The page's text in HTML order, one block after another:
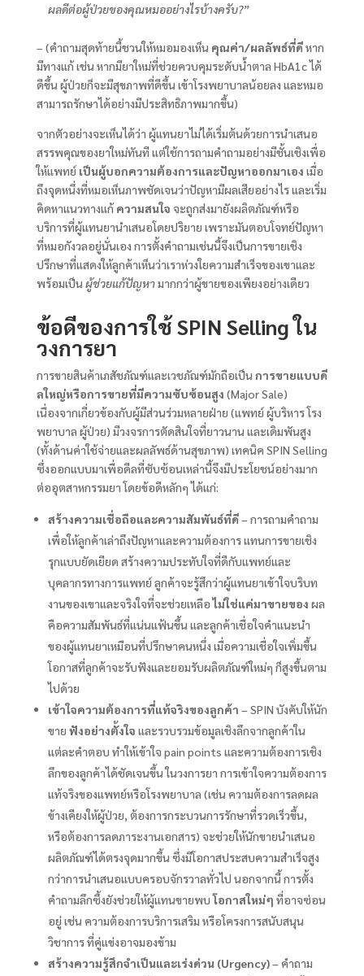
ผลดีต่อผู้ป่วยของคุณหมออย่างไรบ้างครับ?”
– (คำถามสุดท้ายนี้ชวนให้หมอมองเห็น คุณค่า/ผลลัพธ์ที่ดีหาก
มีทางแก้ เช่น หากมียาใหม่ที่ช่วยควบคุมระดับน้ำตาล HbA1c ได้
ดีขึ้น ผู้ป่วยก็จะมีสุขภาพที่ดีขึ้น เข้าโรงพยาบาลน้อยลง และหมอ
สามารถรักษาได้อย่างมีประสิทธิภาพมากขึ้น)
จากตัวอย่างจะเห็นได้ว่า ผู้แทนยาไม่ได้เริ่มต้นด้วยการนำเสนอ
สรรพคุณของยาใหม่ทันที แต่ใช้การถามคำถามอย่างมีชั้นเชิงเพื่อ
ให้แพทย์ เป็นผู้บอกความต้องการและปัญหาออกมาเอง เมื่อ
ถึงจุดหนึ่งที่หมอเห็นภาพชัดเจนว่าปัญหามีผลเสียอย่างไร และเริ่ม
คิดหาแนวทางแก้ความสนใจ จะถูกส่งมายังผลิตภัณฑ์หรือ
บริการที่ผู้แทนยานำเสนอโดยปริยาย เพราะมันตอบโจทย์ปัญหา
ที่หมอกังวลอยู่นั่นเอง การตั้งคำถามเช่นนี้จึงเป็นการขายเชิง
ปรึกษาที่แสดงให้ลูกค้าเห็นว่าเราห่วงใยความสำเร็จของเขาและ
พร้อมเป็นผู้ช่วยแก้ปัญหามากกว่าผู้ขายของเพียงอย่างเดียว
ข้อดีของการใช้ SPIN Selling ใน
วงการยา
การขายสินค้าเภสัชภัณฑ์และเวชภัณฑ์มักถือเป็นการขายแบบดี
ลใหญ่หรือการขายที่มีความซับซ้อนสูง (Major Sale)
เนื่องจากเกี่ยวข้องกับผู้มีส่วนร่วมหลายฝ่าย (แพทย์ ผู้บริหาร โรง
พยาบาล ผู้ป่วย) มีวงจรการตัดสินใจที่ยาวนาน และเดิมพันสูง
(ทั้งด้านค่าใช้จ่ายและผลลัพธ์ด้านสุขภาพ) เทคนิค SPIN Selling
ซึ่งออกแบบมาเพื่อดีลที่ซับซ้อนเหล่านี้จึงมีประโยชน์อย่างมาก
ต่ออุตสาหกรรมยา โดยข้อดีหลักๆ ได้แก่:
สร้างความเชื่อถือและความสัมพันธ์ที่ดี– การถามคำถาม
เพื่อให้ลูกค้าเล่าถึงปัญหาและความต้องการ แทนการขายเชิง
รุกแบบยัดเยียด สร้างความประทับใจที่ดีกับแพทย์และ
บุคลากรทางการแพทย์ ลูกค้าจะรู้สึกว่าผู้แทนยาเข้าใจบริบท
งานของเขาและจริงใจที่จะช่วยเหลือไม่ใช่แค่มาขายของ ผล
คือความสัมพันธ์ที่แน่นแฟ้นขึ้น และลูกค้าเชื่อใจคำแนะนำ
ของผู้แทนยาเหมือนที่ปรึกษาคนหนึ่ง เมื่อความเชื่อใจเพิ่มขึ้น
โอกาสที่ลูกค้าจะรับฟังและยอมรับผลิตภัณฑ์ใหม่ๆ ก็สูงขึ้นตาม
ไปด้วย
เข้าใจความต้องการที่แท้จริงของลูกค้า – SPIN บังคับให้นัก
ขาย ฟังอย่างตั้งใจ และรวบรวมข้อมูลเชิงลึกจากลูกค้าใน
แต่ละคำตอบ ทำให้เข้าใจ pain points และความต้องการเชิง
ลึกของลูกค้าได้ชัดเจนขึ้น ในวงการยา การเข้าใจความต้องการ
แท้จริงของแพทย์หรือโรงพยาบาล (เช่น ความต้องการลดผล
ข้างเคียงให้ผู้ป่วย, ต้องการกระบวนการรักษาที่รวดเร็วขึ้น,
หรือต้องการลดภาระงานเอกสาร) จะช่วยให้นักขายนำเสนอ
ผลิตภัณฑ์ได้ตรงจุดมากขึ้น ซึ่งมีโอกาสประสบความสำเร็จสูง
กว่าการนำเสนอแบบครอบจักรวาลทั่วไป นอกจากนี้ การตั้ง
คำถามลึกซึ้งยังช่วยให้ผู้แทนขายพบโอกาสใหม่ๆ ที่อาจซ่อน
อยู่ เช่น ความต้องการบริการเสริม หรือโครงการสนับสนุน
วิชาการ ที่คู่แข่งอาจมองข้าม
สร้างความรู้สึกจำเป็นและเร่งด่วน (Urgency)– คำถาม